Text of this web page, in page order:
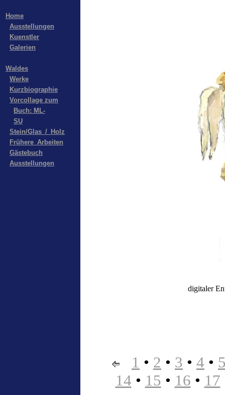
Home
Ausstellungen
Kuenstler
Galerien
Waldes
Werke
Kurzbiographie
Vorcollage zum
Buch: ML-
SU
Stein/Glas_/_Holz
Frühere_Arbeiten
Gästebuch
Ausstellungen
digitaler
1 • 2 • 3 • 4 •
14 • 15 • 16 • 17